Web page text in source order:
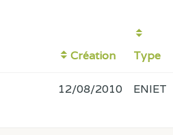
Création Type
12/08/2010 ENIET